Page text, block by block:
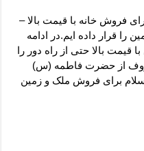
آرامش قلب و رفع اضطراب
ثروت حضرت سلیمان
فروش خانه با قیمت بالا –
قرار داده ایم.در ادامه
قیمت بالا حتی از راه دور را
از حضرت فاطمه (س)
برای فروش ملک و زمین